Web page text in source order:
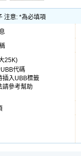
注意: *為必填項
25K)
代碼
插入UBB標籤
請參考幫助